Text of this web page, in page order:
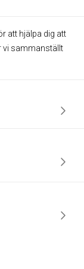
att hjälpa dig att
vi sammanställt